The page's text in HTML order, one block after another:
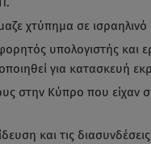
χτύπημα σε
υπολογιστής και
για κατασκευή
στην Κύπρο που είχαν
και τις